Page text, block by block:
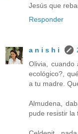
Jesús que
Responder
a n i s h i
Olivia, cuando
ecológico?,
a tu madre.
Almudena,
pude resistir la